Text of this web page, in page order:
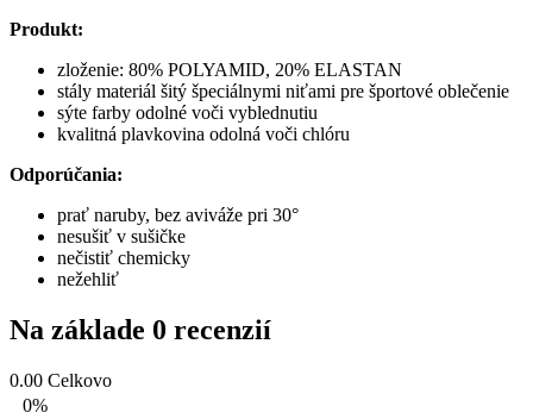
Produkt:
zloženie: 80% POLYAMID, 20% ELASTAN
stály materiál šitý špeciálnymi niťami pre športové oblečenie
sýte farby odolné voči vyblednutiu
kvalitná plavkovina odolná voči chlóru
Odporúčania:
prať naruby, bez aviváže pri 30°
nesušiť v sušičke
nečistiť chemicky
nežehliť
Na základe 0 recenzií
0.00 Celkovo
0%